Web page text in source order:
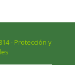
- Protección y